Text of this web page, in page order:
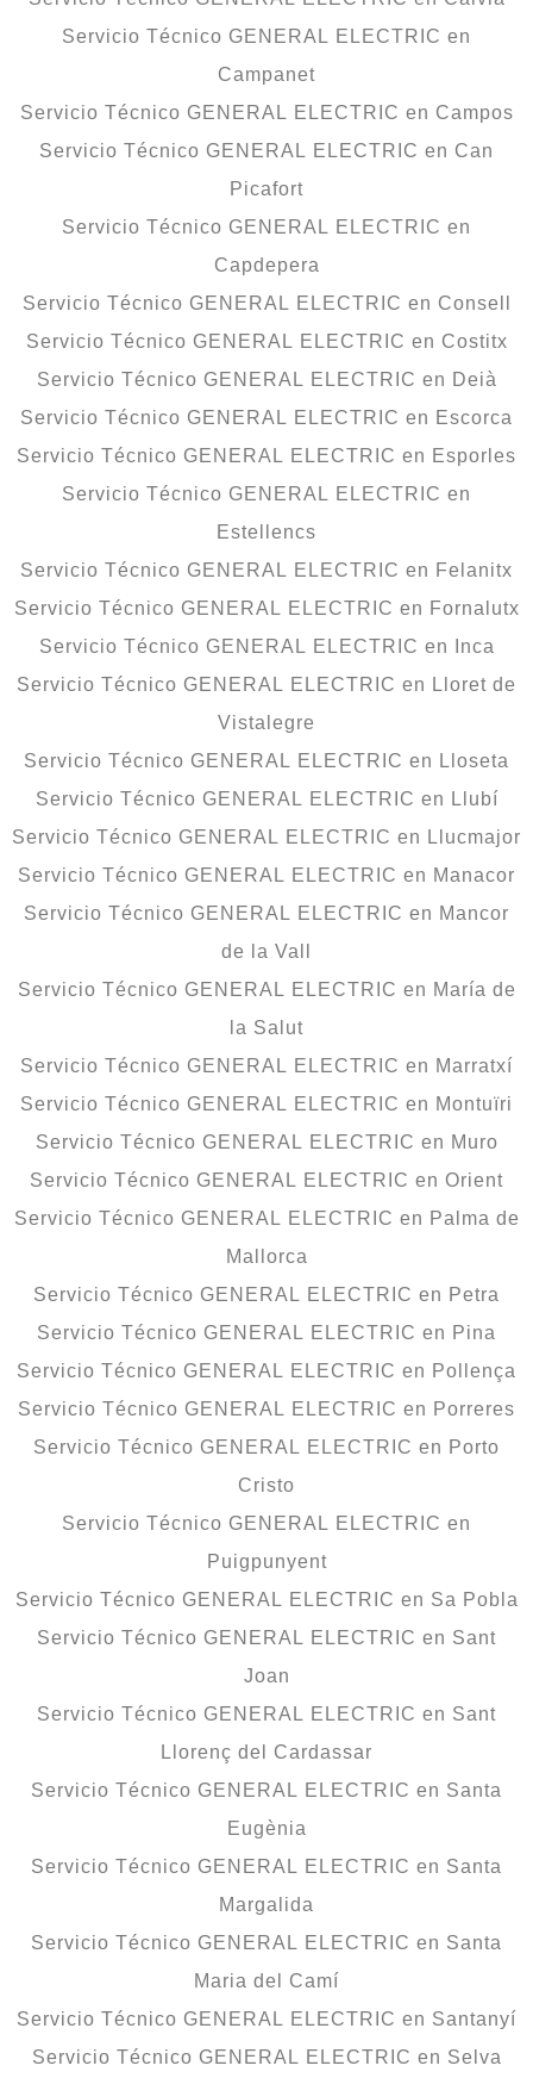
Servicio Técnico GENERAL ELECTRIC en
Campanet
Servicio Técnico GENERAL ELECTRIC en Campos
Servicio Técnico GENERAL ELECTRIC en Can
Picafort
Servicio Técnico GENERAL ELECTRIC en
Capdepera
Servicio Técnico GENERAL ELECTRIC en Consell
Servicio Técnico GENERAL ELECTRIC en Costitx
Servicio Técnico GENERAL ELECTRIC en Deià
Servicio Técnico GENERAL ELECTRIC en Escorca
Servicio Técnico GENERAL ELECTRIC en Esporles
Servicio Técnico GENERAL ELECTRIC en
Estellencs
Servicio Técnico GENERAL ELECTRIC en Felanitx
Servicio Técnico GENERAL ELECTRIC en Fornalutx
Servicio Técnico GENERAL ELECTRIC en Inca
Servicio Técnico GENERAL ELECTRIC en Lloret de
Vistalegre
Servicio Técnico GENERAL ELECTRIC en Lloseta
Servicio Técnico GENERAL ELECTRIC en Llubí
Servicio Técnico GENERAL ELECTRIC en Llucmajor
Servicio Técnico GENERAL ELECTRIC en Manacor
Servicio Técnico GENERAL ELECTRIC en Mancor
de la Vall
Servicio Técnico GENERAL ELECTRIC en María de
la Salut
Servicio Técnico GENERAL ELECTRIC en Marratxí
Servicio Técnico GENERAL ELECTRIC en Montuïri
Servicio Técnico GENERAL ELECTRIC en Muro
Servicio Técnico GENERAL ELECTRIC en Orient
Servicio Técnico GENERAL ELECTRIC en Palma de
Mallorca
Servicio Técnico GENERAL ELECTRIC en Petra
Servicio Técnico GENERAL ELECTRIC en Pina
Servicio Técnico GENERAL ELECTRIC en Pollença
Servicio Técnico GENERAL ELECTRIC en Porreres
Servicio Técnico GENERAL ELECTRIC en Porto
Cristo
Servicio Técnico GENERAL ELECTRIC en
Puigpunyent
Servicio Técnico GENERAL ELECTRIC en Sa Pobla
Servicio Técnico GENERAL ELECTRIC en Sant
Joan
Servicio Técnico GENERAL ELECTRIC en Sant
Llorenç del Cardassar
Servicio Técnico GENERAL ELECTRIC en Santa
Eugènia
Servicio Técnico GENERAL ELECTRIC en Santa
Margalida
Servicio Técnico GENERAL ELECTRIC en Santa
Maria del Camí
Servicio Técnico GENERAL ELECTRIC en Santanyí
Servicio Técnico GENERAL ELECTRIC en Selva